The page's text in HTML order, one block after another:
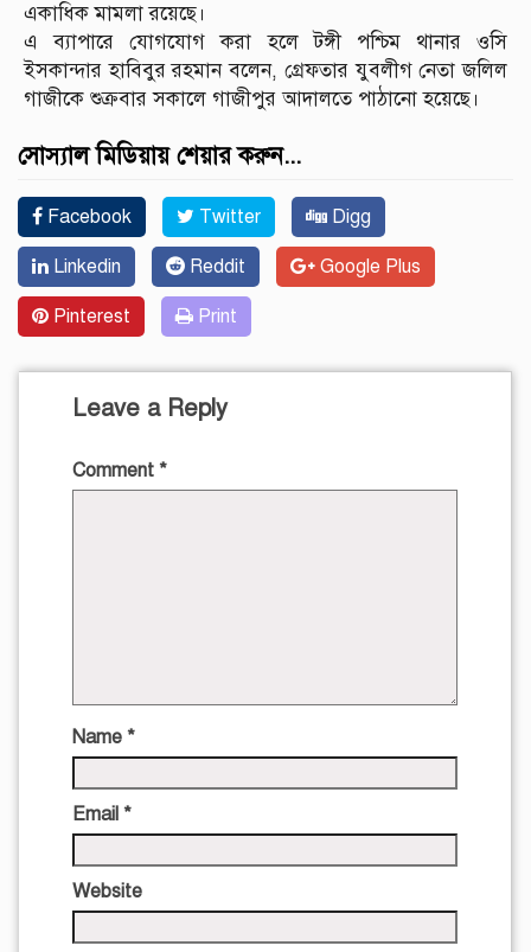
একাধিক মামলা রয়েছে।
এ ব্যাপারে যোগযোগ করা হলে টঙ্গী পশ্চিম থানার ওসি
ইসকান্দার হাবিবুর রহমান বলেন, গ্রেফতার যুবলীগ নেতা জলিল
গাজীকে শুক্রবার সকালে গাজীপুর আদালতে পাঠানো হয়েছে।
সোস্যাল মিডিয়ায় শেয়ার করুন...
Facebook Twitter Digg
Linkedin Reddit Google Plus
Pinterest Print
Leave a Reply
Comment *
Name *
Email *
Website